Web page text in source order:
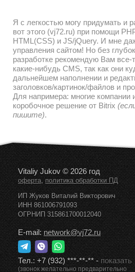
Я с легкостью могу придумать и
вот этого (vj72.ru) при помощи
HTML(CSS) и JS/jQuery. И мне
управления сайтом! Но без
разработке рекомендую Вам все-
какие-нибудь CMS, так как они
дальнейшем наполнении и
заголовков/картинок/файлов и
Для напримера: многие компании
коробочное решение от Bitrix
пишите).
Vitaliy Jukov © 2026 год
оферта,политика обработки ПД
ИП Жуков Виталий Викторович
ИНН 861006791093
ОГРНИП 315861700012040
E-mail:network@vj72.ru
Тел.:+7 (932) ***-**-**-показать
(звонок желательно предварительно